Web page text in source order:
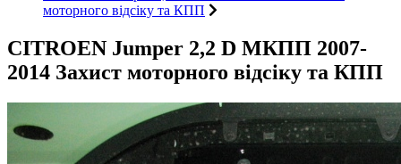
моторного відсіку та КПП
CITROEN Jumper 2,2 D МКПП 2007-
2014 Захист моторного відсіку та КПП